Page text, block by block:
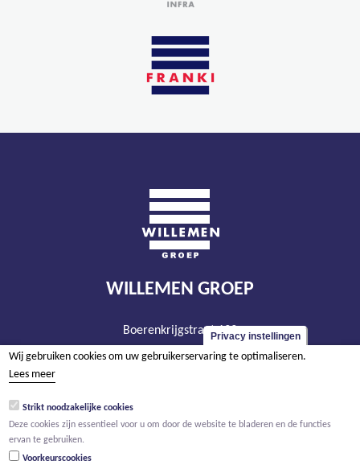
WILLEMEN GROEP
Boerenkrijgstraat 133
BE - 2800 Mechelen
BTW BE 0466.256.432
Privacy instellingen
Wij gebruiken cookies om uw gebruikerservaring te optimaliseren.
Lees meer
Strikt noodzakelijke cookies
Deze cookies zijn essentieel voor u om door de website te bladeren en de functies
ervan te gebruiken.
Voorkeurscookies